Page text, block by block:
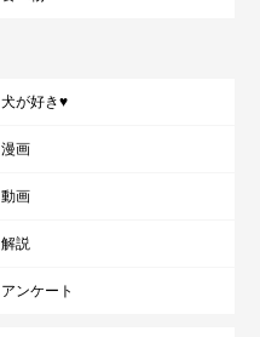
犬が好き♥
漫画
動画
解説
アンケート